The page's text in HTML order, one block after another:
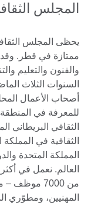
المجلس
يحظى المجلس
ممتازة في قطر. وقد
والفنون والتعليم
السنوات الثلاث
أصحاب الأعمال
للمعرفة في
الثقافي البريطاني
الثقافية في
المملكة المتحدة
العالم. نعمل في
المهنيين، ومطوّري